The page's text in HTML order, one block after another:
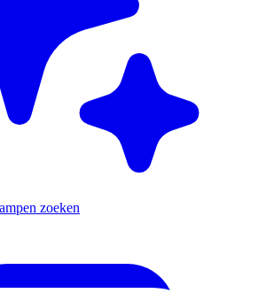
zoeken